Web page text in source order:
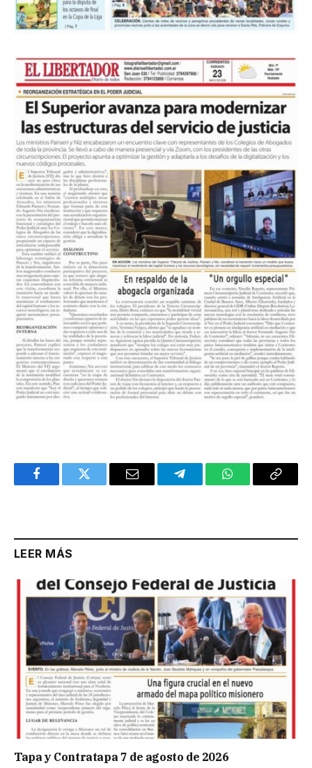
FacebookTwitter Email TelegramWhatsAppCopy
LEER MÁS
Tapa y Contratapa 7 de agosto de 2026